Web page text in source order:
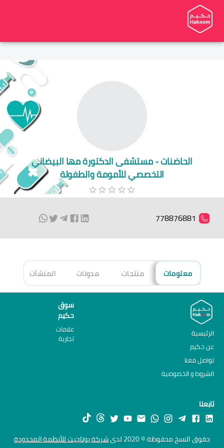
الحاضنات - مستشفى الدكتورة مها البيضاني
التخصصي للأمومة والطفولة
778876881
معلومات منتجات مدونات المنشآت
الرئيسية
عن حكيم
تواصل معنا
الشروط و الخصوصية
سوق
حكيم
علامات
تجارية
تابعنا
حقوق النسخ محفوظة © 2020 لدى شركة يوتاجيت للأنظمة المحدودة